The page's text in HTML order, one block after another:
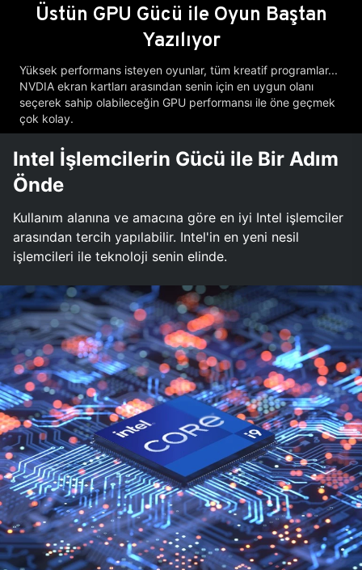
Üstün GPU Gücü ile Oyun Baştan
Yazılıyor
Yüksek performans isteyen oyunlar, tüm kreatif programlar...
NVDIA ekran kartları arasından senin için en uygun olanı
seçerek sahip olabileceğin GPU performansı ile öne geçmek
çok kolay.
Intel İşlemcilerin Gücü ile Bir Adım
Önde
Kullanım alanına ve amacına göre en iyi Intel işlemciler
arasından tercih yapılabilir. Intel'in en yeni nesil
işlemcileri ile teknoloji senin elinde.